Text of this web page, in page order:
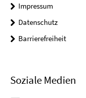
Impressum
Datenschutz
Barrierefreiheit
Soziale Medien